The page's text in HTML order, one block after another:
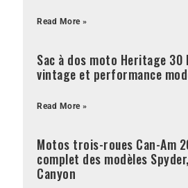
Read More »
Sac à dos moto Heritage 30
vintage et performance
Read More »
Motos trois-roues Can-Am
complet des modèles
Canyon